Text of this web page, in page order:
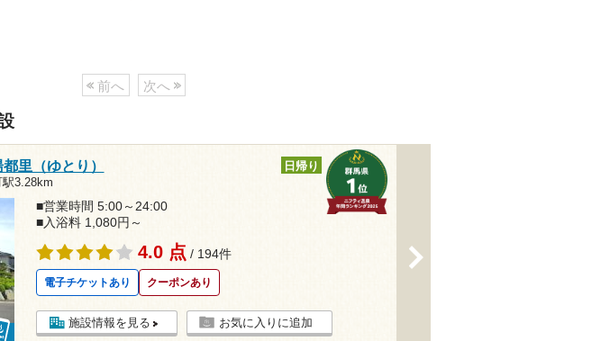
前へ 次へ
里（ゆとり）
3.28km
日帰り
■営業時間 5:00～24:00
■入浴料 1,080円～
4.0 点 / 194件
電子チケットあり クーポンあり
施設情報を見る お気に入りに追加